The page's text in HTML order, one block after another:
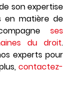
son expertise
en matière de
ses
du droit.
experts pour
contactez-